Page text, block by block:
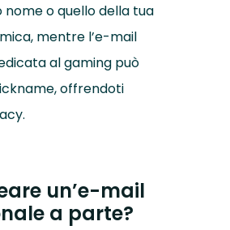
nome o quello della tua
mentre l’e-mail
al gaming può
offrendoti
un’e-mail
a parte?